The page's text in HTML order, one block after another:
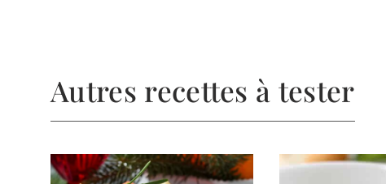
Autres recettes à tester